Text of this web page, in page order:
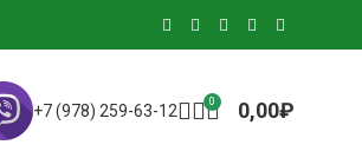
+7 (978) 259-63-12 0 0,00₽